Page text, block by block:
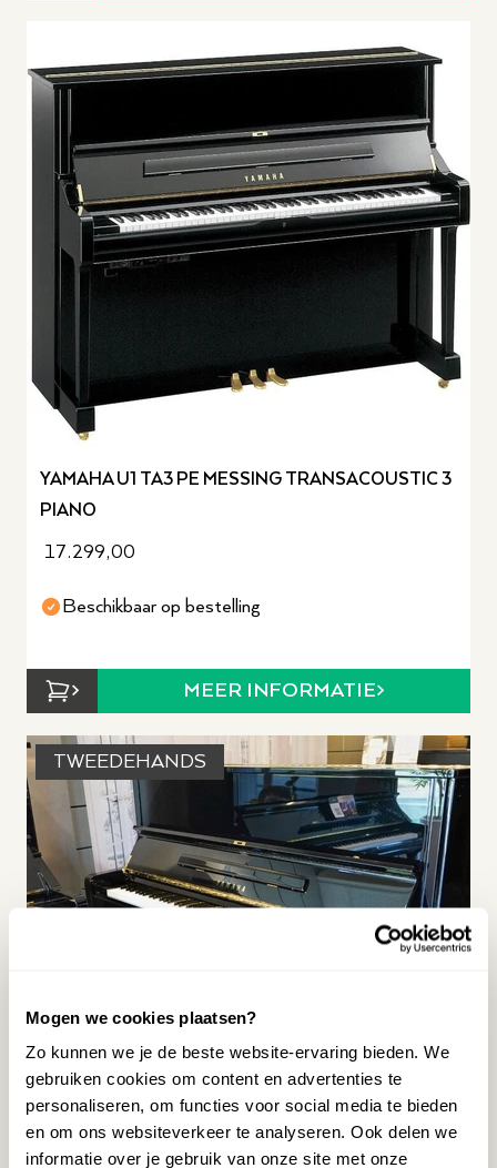
Mogen we cookies plaatsen?
Zo kunnen we je de beste website-ervaring bieden. We
gebruiken cookies om content en advertenties te
personaliseren, om functies voor social media te bieden
en om ons websiteverkeer te analyseren. Ook delen we
informatie over je gebruik van onze site met onze
YAMAHA U1 TA3 PE MESSING TRANSACOUSTIC 3
PIANO
17.299,00
Beschikbaar op bestelling
MEER INFORMATIE
TWEEDEHANDS